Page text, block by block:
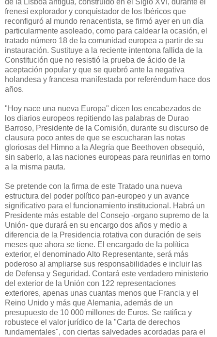
de la Lisboa antigua, construido en el Siglo XVI, durante el
frenesí explorador y conquistador de los Ibéricos que
reconfiguró al mundo renacentista, se firmó ayer en un día
particularmente asoleado, como para caldear la ocasión, el
tratado número 18 de la comunidad europea a partir de su
instauración. Sustituye a la reciente intentona fallida de la
Constitución que no resistió la prueba de ácido de la
aceptación popular y que se quebró ante la negativa
holandesa y francesa manifestada por referéndum hace dos
años.
"Hoy nace una nueva Europa" dicen los encabezados de
los diarios europeos repitiendo las palabras de Durao
Barroso, Presidente de la Comisión, durante su discurso de
clausura poco antes de que se escucharan las notas
gloriosas del Himno a la Alegría que Beethoven obsequió,
sin saberlo, a las naciones europeas para reunirlas en torno
a la misma pauta.
Se pretende con la firma de este Tratado una nueva
estructura del poder político pan-europeo y un avance
significativo para el funcionamiento institucional. Habrá un
Presidente más estable del Consejo -organo supremo de la
Unión- que durará en su encargo dos años y medio a
diferencia de la Presidencia rotativa con duración de seis
meses que ahora se tiene. El encargado de la política
exterior, el denominado Alto Representante, será más
poderoso al ampliarse sus responsabilidades e incluir las
de Defensa y Seguridad. Contará este verdadero ministerio
del exterior de la Unión con 122 representaciones
exteriores, apenas unas cuantas menos que Francia y el
Reino Unido y más que Alemania, además de un
presupuesto de 10 000 millones de Euros. Se ratifica y
robustece el valor jurídico de la "Carta de derechos
fundamentales", con ciertas salvedades acordadas para el